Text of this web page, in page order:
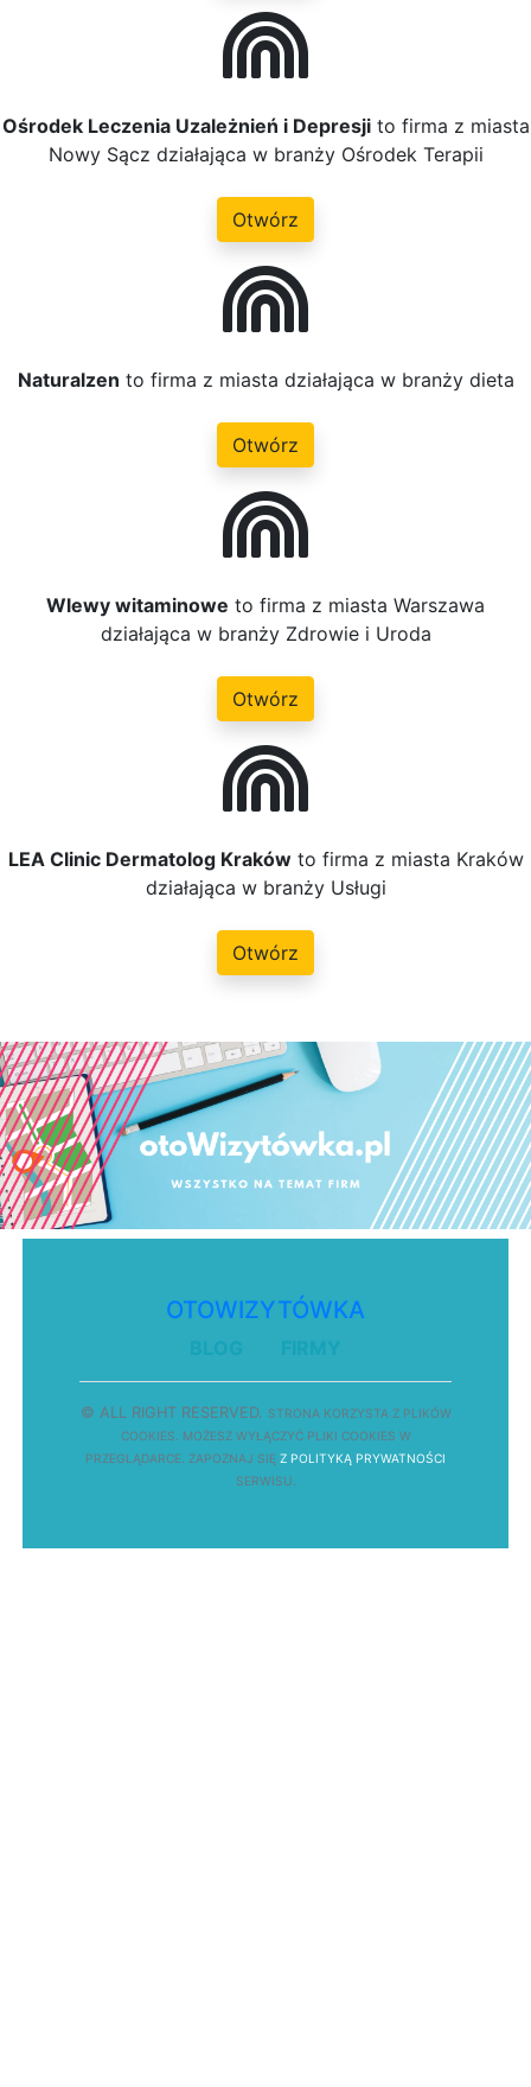
Ośrodek Leczenia Uzależnień i Depresjito firma z miasta
Nowy Sącz działająca w branży Ośrodek Terapii
Otwórz
Naturalzen to firma z miasta działająca w branży dieta
Otwórz
Wlewy witaminowe to firma z miasta Warszawa
działająca w branży Zdrowie i Uroda
Otwórz
LEA Clinic Dermatolog Krakówto firma z miasta Kraków
działająca w branży Usługi
Otwórz
OTOWIZYTÓWKA
© ALL RIGHT RESERVED. STRONA KORZYSTA Z PLIKÓW
COOKIES.
MOŻESZ WYŁ ĄCZYĆ PL IKI COOKIES W
PRZEGLĄDARCE. ZAPOZNAJ SIĘ Z POLITYKĄ PRYWATNOŚCI
SERWISU.